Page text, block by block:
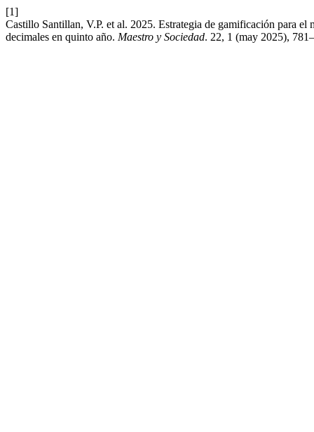
[1]
Castillo Santillan, V.P. et al. 2025. Estrategia de gamificación para el
decimales en quinto año. Maestro y Sociedad. 22, 1 (may 2025),